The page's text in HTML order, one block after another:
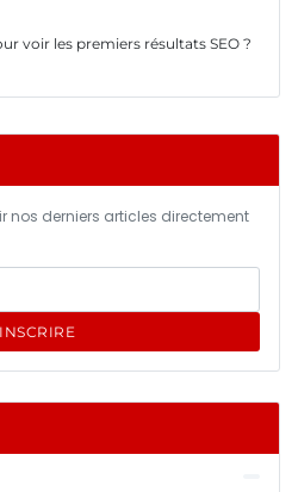
voir les premiers résultats SEO ?
nos derniers articles directement